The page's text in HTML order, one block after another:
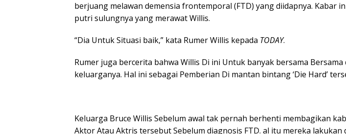
berjuang melawan demensia frontemporal (FTD) yang diidapnya. Kabar
putri sulungnya yang merawat Willis.
“Dia Untuk Situasi baik,” kata Rumer Willis kepada TODAY.
Rumer juga bercerita bahwa Willis Di ini Untuk banyak bersama Bersama
keluarganya. Hal ini sebagai Pemberian Di mantan bintang ‘Die Hard’
Keluarga Bruce Willis Sebelum awal tak pernah berhenti membagikan
Aktor Atau Aktris tersebut Sebelum diagnosis FTD. al itu mereka lakukan